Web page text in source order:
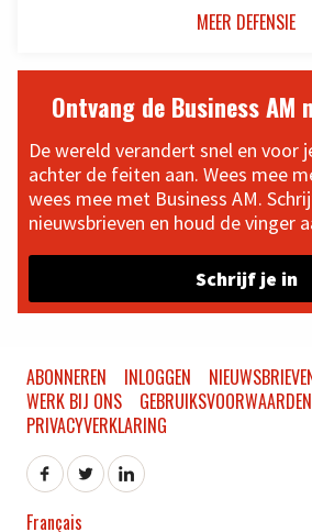
MEER DEFENSIE
Ontvang de Business AM
De wereld verandert snel en voor
achter de feiten aan. Wees mee
wees mee met Business AM.
nieuwsbrieven en houd de vinger
Schrijf je in
ABONNEREN INLOGGEN
WERK BIJ ONS
GEBRUIKSVOORWAARDEN
PRIVACYVERKLARING
Français